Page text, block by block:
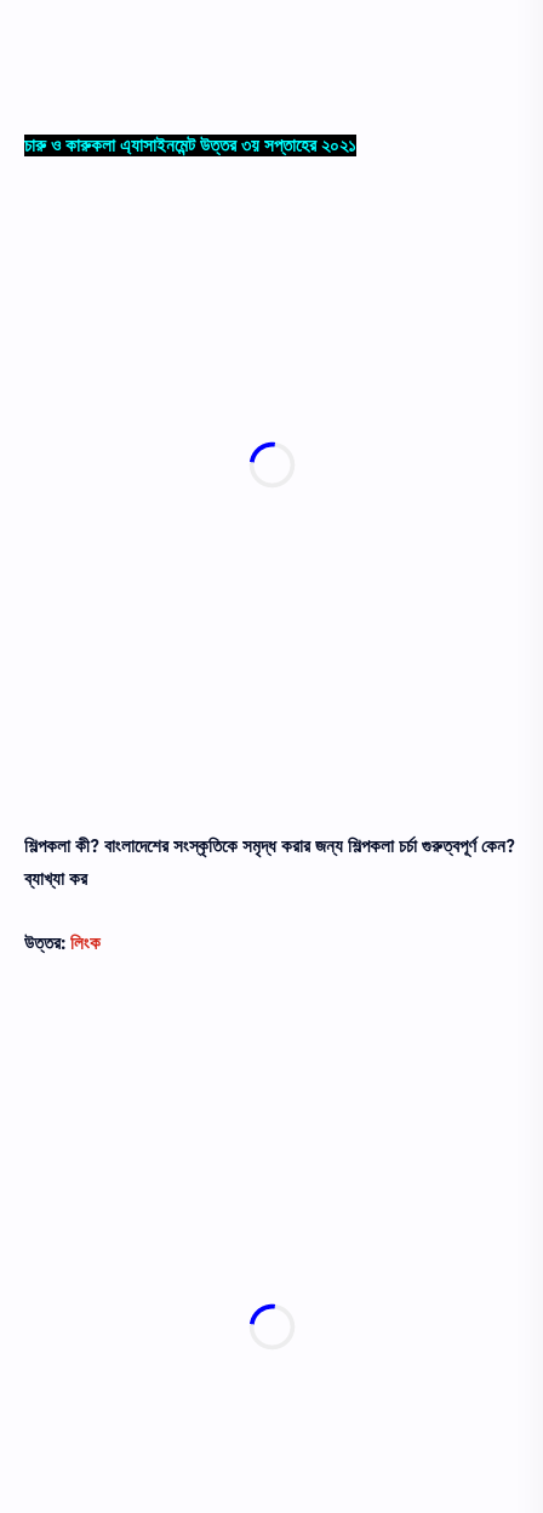
চারু ও কারুকলা এ্যাসাইনমেন্ট উত্তর ৩য় সপ্তাহের ২০২১
শিল্পকলা কী? বাংলাদেশের সংস্কৃতিকে সমৃদ্ধ করার জন্য শিল্পকলা চর্চা গুরুত্বপূর্ণ কেন?
ব্যাখ্যা কর
উত্তর: লিংক